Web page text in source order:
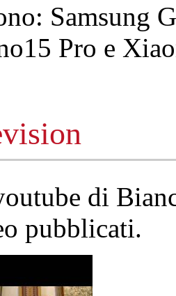
Samsung
Pro e
di
pubblicati.